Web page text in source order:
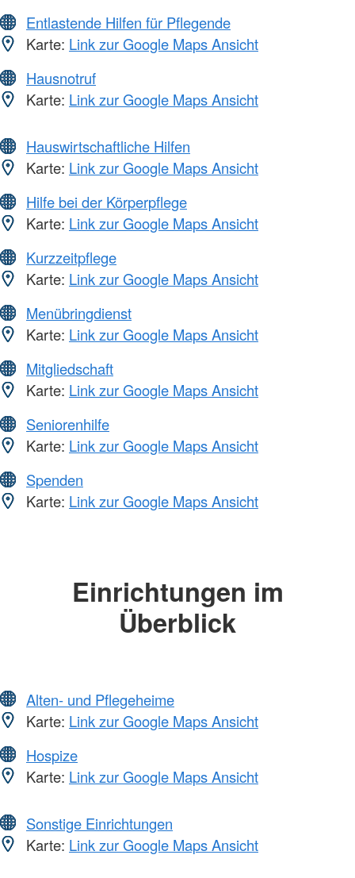
Entlastende Hilfen für Pflegende
Karte: Link zur Google Maps Ansicht
Hausnotruf
Karte: Link zur Google Maps Ansicht
Hauswirtschaftliche Hilfen
Karte: Link zur Google Maps Ansicht
Hilfe bei der Körperpflege
Karte: Link zur Google Maps Ansicht
Kurzzeitpflege
Karte: Link zur Google Maps Ansicht
Menübringdienst
Karte: Link zur Google Maps Ansicht
Mitgliedschaft
Karte: Link zur Google Maps Ansicht
Seniorenhilfe
Karte: Link zur Google Maps Ansicht
Spenden
Karte: Link zur Google Maps Ansicht
Einrichtungen im
Überblick
Alten- und Pflegeheime
Karte: Link zur Google Maps Ansicht
Hospize
Karte: Link zur Google Maps Ansicht
Sonstige Einrichtungen
Karte: Link zur Google Maps Ansicht